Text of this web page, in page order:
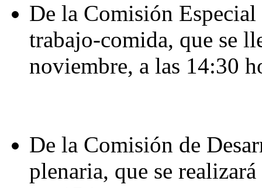
De la Comisión
trabajo-comida, que se
noviembre, a las 14:30
De la Comisión de
plenaria, que se